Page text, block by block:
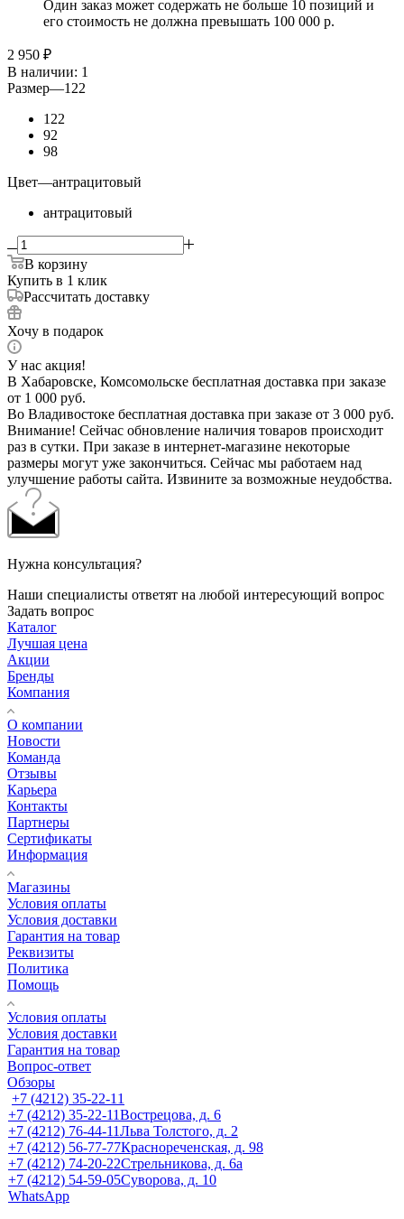
Один заказ может содержать не больше 10 позиций и
его стоимость не должна превышать 100 000 р.
2 950 ₽
В наличии: 1
Размер—122
122
92
98
Цвет—антрацитовый
антрацитовый
В корзину
Купить в 1 клик
Рассчитать доставку
Хочу в подарок
У нас акция!
В Хабаровске, Комсомольске бесплатная доставка при заказе
от 1 000 руб.
Во Владивостоке бесплатная доставка при заказе от 3 000 руб.
Внимание! Сейчас обновление наличия товаров происходит
раз в сутки. При заказе в интернет-магазине некоторые
размеры могут уже закончиться. Сейчас мы работаем над
улучшение работы сайта. Извините за возможные неудобства.
Нужна консультация?
Наши специалисты ответят на любой интересующий вопрос
Задать вопрос
Каталог
Лучшая цена
Акции
Бренды
Компания
О компании
Новости
Команда
Отзывы
Карьера
Контакты
Партнеры
Сертификаты
Информация
Магазины
Условия оплаты
Условия доставки
Гарантия на товар
Реквизиты
Политика
Помощь
Условия оплаты
Условия доставки
Гарантия на товар
Вопрос-ответ
Обзоры
+7 (4212) 35-22-11
+7 (4212) 35-22-11Вострецова, д. 6
+7 (4212) 76-44-11Льва Толстого, д. 2
+7 (4212) 56-77-77Краснореченская, д. 98
+7 (4212) 74-20-22Стрельникова, д. 6а
+7 (4212) 54-59-05Суворова, д. 10
WhatsApp